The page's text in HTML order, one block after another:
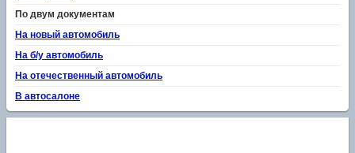
По двум документам
На новый автомобиль
На б/у автомобиль
На отечественный автомобиль
В автосалоне